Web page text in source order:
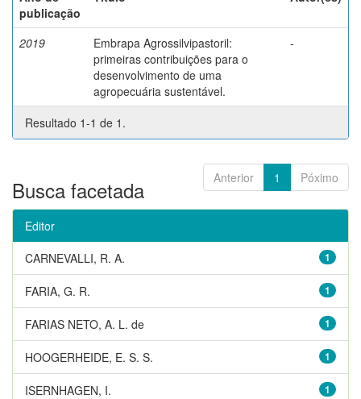
publicação
2019
Embrapa Agrossilvipastoril:
primeiras contribuições para o
desenvolvimento de uma
agropecuária sustentável.
-
Resultado 1-1 de 1.
Anterior 1 Póximo
Busca facetada
Editor
1
CARNEVALLI, R. A.
1
FARIA, G. R.
1
FARIAS NETO, A. L. de
1
HOOGERHEIDE, E. S. S.
1
ISERNHAGEN, I.